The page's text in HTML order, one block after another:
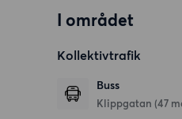
I området
Kollektivtrafik
Buss
Klippgatan (47